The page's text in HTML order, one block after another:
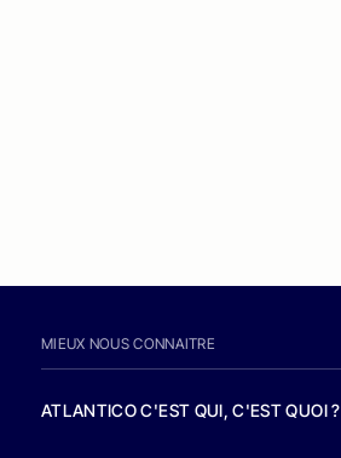
MIEUX NOUS CONNAITRE
ATLANTICO C'EST QUI, C'EST QUOI ?